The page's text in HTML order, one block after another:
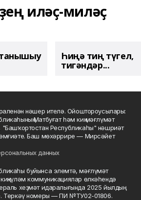
иләҫ-миләҫ
Һиңә тиң түгел,
тигәндәр...
нәшер ителә. Ойоштороусылары:
Матбуғат һәм киң мәғлүмәт
"Башҡортостан Республикаһы" нәшриәт
Баш мөхәррире — Мирсәйет
данных
буйынса элемтә, мәғлүмәт
коммуникациялар өлкәһендә
хеҙмәт идаралығында 2025 йылдың
Теркәү номеры — ПИ №ТУ02-01806.